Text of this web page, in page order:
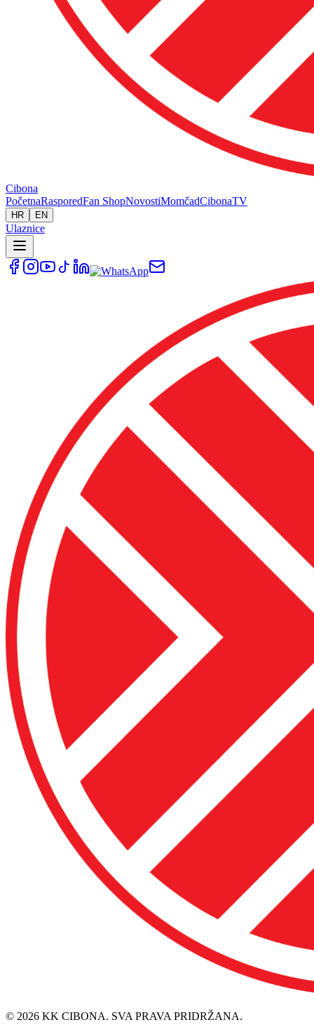
Cibona
PočetnaRasporedFan ShopNovostiMomčadCibonaTV
HR EN
Ulaznice
© 2026 KK CIBONA. SVA PRAVA PRIDRŽANA.